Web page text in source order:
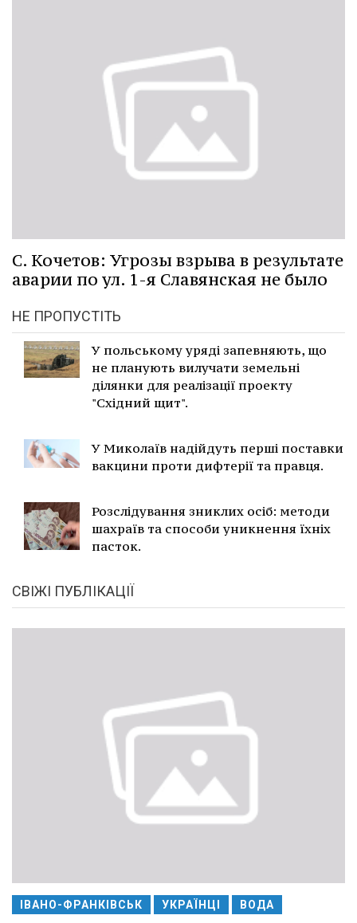
С. Кочетов: Угрозы взрыва в результате
аварии по ул. 1-я Славянская не было
НЕ ПРОПУСТІТЬ
У польському уряді запевняють, що
не планують вилучати земельні
ділянки для реалізації проекту
"Східний щит".
У Миколаїв надійдуть перші поставки
вакцини проти дифтерії та правця.
Розслідування зниклих осіб: методи
шахраїв та способи уникнення їхніх
пасток.
СВІЖІ ПУБЛІКАЦІЇ
ІВАНО-ФРАНКІВСЬК УКРАЇНЦІ ВОДА